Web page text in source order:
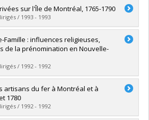
Jansur l'Île de Montréal, 1765-1790
/ 1993 - 1993
Natalie
dans Papyrus
Famille : influences religieuses,
de la prénomination en Nouvelle-
/ 1992 - 1992
Geneviève
dans Papyrus
artisans du fer à Montréal et à
1780
/ 1992 - 1992